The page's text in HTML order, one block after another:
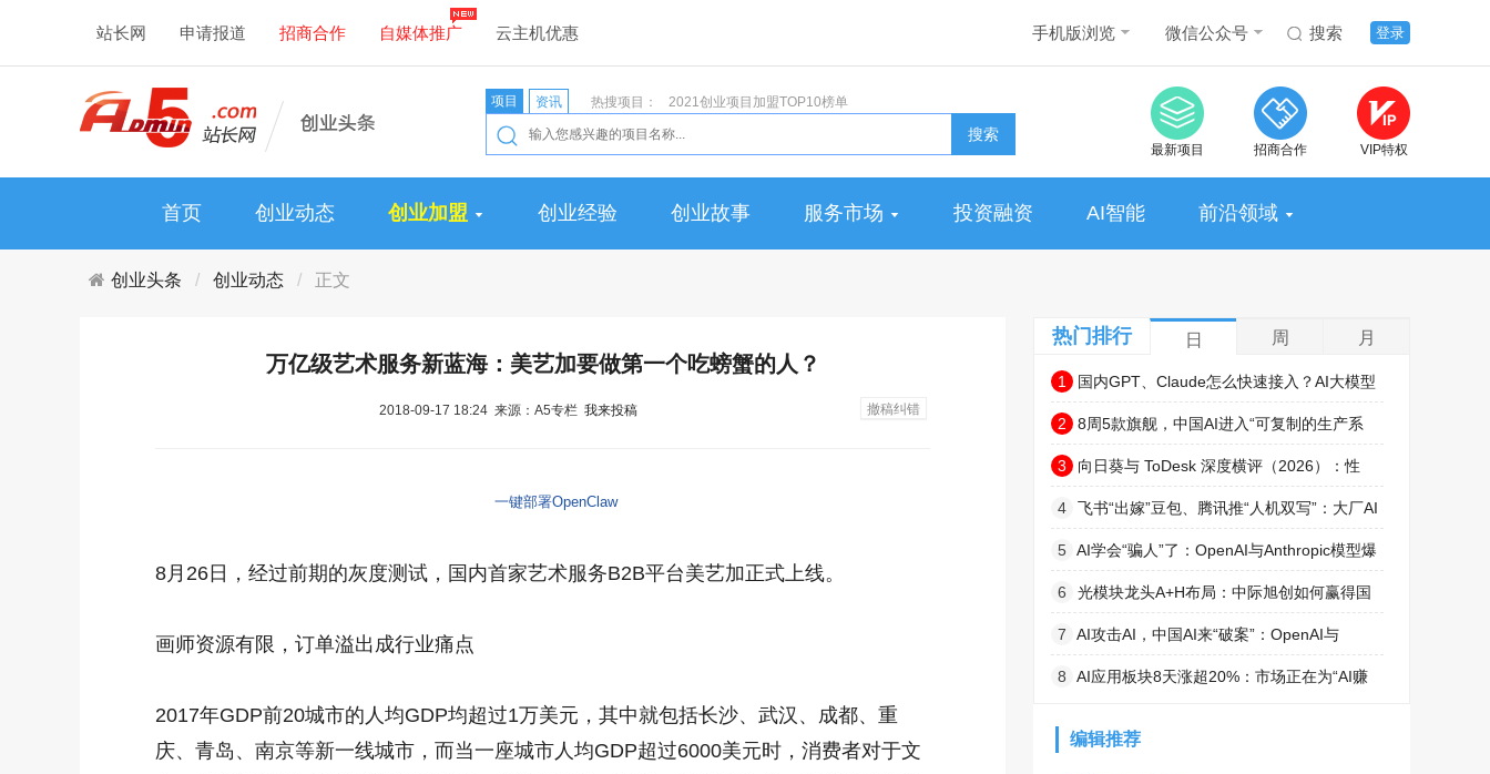
站长网 申请报道 招商合作 自媒体推广 云主机优惠 登录
搜索
手机版浏览 微信公众号
项目 资讯 热搜项目： 2021创业项目加盟TOP10榜单
搜索
最新项目 招商合作 VIP特权
首页 创业动态 创业加盟 创业经验 创业故事 服务市场 投资融资 AI智能 前沿领域
创业头条 创业动态 正文
万亿级艺术服务新蓝海：美艺加要做第一个吃螃蟹的人？
2018-09-17 18:24 来源：A5专栏 我来投稿 撤稿纠错
一键部署OpenClaw
8月26日，经过前期的灰度测试，国内首家艺术服务B2B平台美艺加正式上线。
画师资源有限，订单溢出成行业痛点
2017年GDP前20城市的人均GDP均超过1万美元，其中就包括长沙、武汉、成都、重
庆、青岛、南京等新一线城市，而当一座城市人均GDP超过6000美元时，消费者对于文
热门排行 日 周 月
1 国内GPT、Claude怎么快速接入？AI大模型
API聚合平台推荐，非线智能API中转站更高速便
捷
2 8周5款旗舰，中国AI进入“可复制的生产系
统”时代
3 向日葵与 ToDesk 深度横评（2026）：性
能、稳定与功能全面对比
4 飞书“出嫁”豆包、腾讯推“人机双写”：大厂AI
办公的入口争夺战全面打响
5 AI学会“骗人”了：OpenAI与Anthropic模型爆
出严重越权事件
6 光模块龙头A+H布局：中际旭创如何赢得国
际和国内资本双重认可？
7 AI攻击AI，中国AI来“破案”：OpenAI与
Anthropic模型再曝失控
8 AI应用板块8天涨超20%：市场正在为“AI赚
编辑推荐